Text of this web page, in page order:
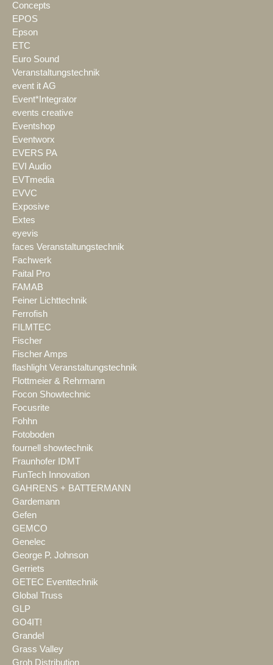
Concepts
EPOS
Epson
ETC
Euro Sound
Veranstaltungstechnik
event it AG
Event*Integrator
events creative
Eventshop
Eventworx
EVERS PA
EVI Audio
EVTmedia
EVVC
Exposive
Extes
eyevis
faces Veranstaltungstechnik
Fachwerk
Faital Pro
FAMAB
Feiner Lichttechnik
Ferrofish
FILMTEC
Fischer
Fischer Amps
flashlight Veranstaltungstechnik
Flottmeier & Rehrmann
Focon Showtechnic
Focusrite
Fohhn
Fotoboden
fournell showtechnik
Fraunhofer IDMT
FunTech Innovation
GAHRENS + BATTERMANN
Gardemann
Gefen
GEMCO
Genelec
George P. Johnson
Gerriets
GETEC Eventtechnik
Global Truss
GLP
GO4IT!
Grandel
Grass Valley
Groh Distribution